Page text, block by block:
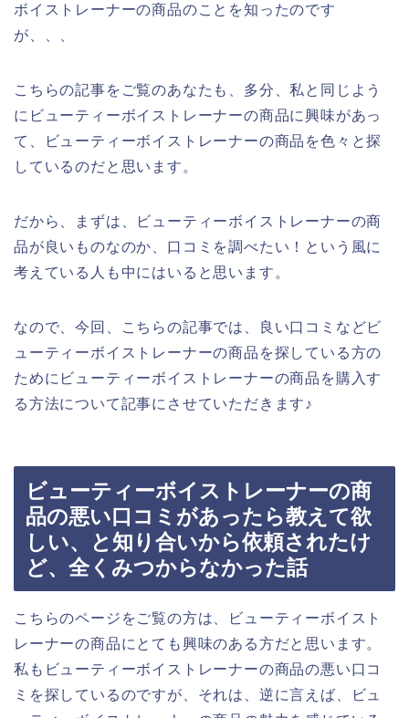
ボイストレーナーの商品のことを知ったのです
が、、、
こちらの記事をご覧のあなたも、多分、私と同じよう
にビューティーボイストレーナーの商品に興味があっ
て、ビューティーボイストレーナーの商品を色々と探
しているのだと思います。
だから、まずは、ビューティーボイストレーナーの商
品が良いものなのか、口コミを調べたい！という風に
考えている人も中にはいると思います。
なので、今回、こちらの記事では、良い口コミなどビ
ューティーボイストレーナーの商品を探している方の
ためにビューティーボイストレーナーの商品を購入す
る方法について記事にさせていただきます♪
ビューティーボイストレーナーの商
品の悪い口コミがあったら教えて欲
しい、と知り合いから依頼されたけ
ど、全くみつからなかった話
こちらのページをご覧の方は、ビューティーボイスト
レーナーの商品にとても興味のある方だと思います。
私もビューティーボイストレーナーの商品の悪い口コ
ミを探しているのですが、それは、逆に言えば、ビュ